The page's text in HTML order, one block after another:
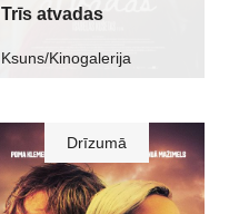
Trīs atvadas
Ksuns/Kinogalerija
Drīzumā